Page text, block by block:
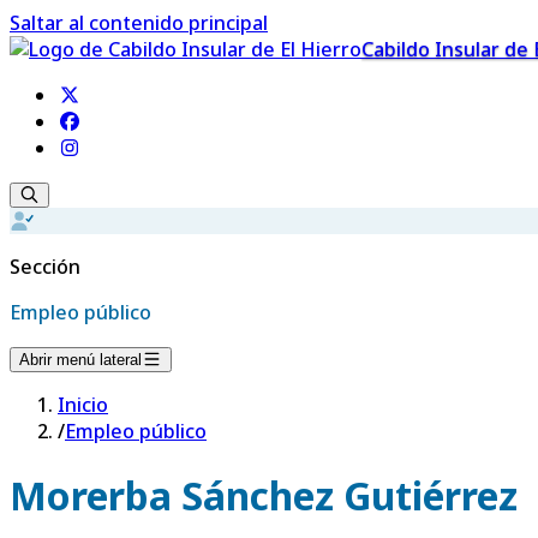
Saltar al contenido principal
Cabildo Insular de
Sección
Empleo público
Abrir menú lateral
Inicio
/Empleo público
Morerba Sánchez Gutiérrez